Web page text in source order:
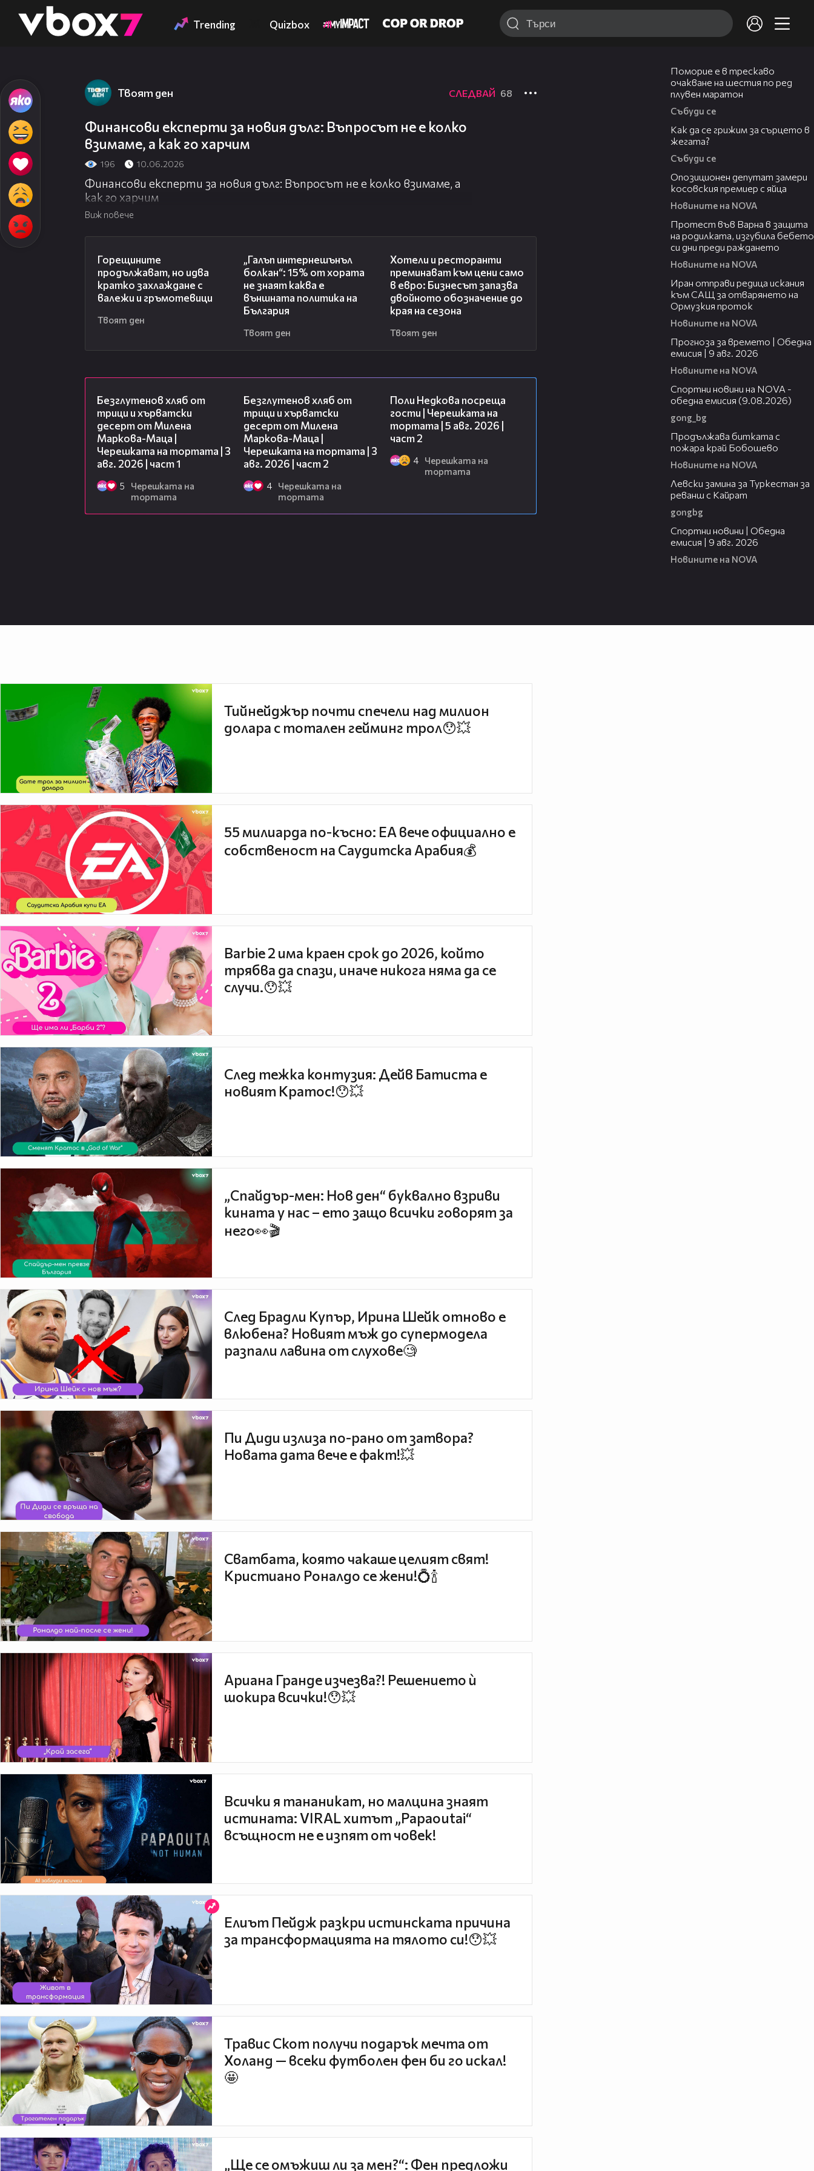
👾 Trending Quizbox
Твоят ден СЛЕДВАЙ 68
Финансови експерти за новия дълг: Въпросът не е колко
взимаме, а как го харчим
196 10.06.2026
Финансови експерти за новия дълг: Въпросът не е колко взимаме, а
как го харчим
Виж повече
Горещините
продължават, но идва
кратко захлаждане с
валежи и гръмотевици
Твоят ден
„Галъп интернешънъл
болкан“: 15% от хората
не знаят каква е
външната политика на
България
Твоят ден
Хотели и ресторанти
преминават към цени само
в евро: Бизнесът запазва
двойното обозначение до
края на сезона
Твоят ден
Безглутенов хляб от
трици и хърватски
десерт от Милена
Маркова-Маца |
Черешката на тортата | 3
авг. 2026 | част 1
5
Черешката на
тортата
Безглутенов хляб от
трици и хърватски
десерт от Милена
Маркова-Маца |
Черешката на тортата | 3
авг. 2026 | част 2
4
Черешката на
тортата
Поли Недкова посреща
гости | Черешката на
тортата | 5 авг. 2026 |
част 2
4
Черешката на
тортата
Поморие е в трескаво
очакване на шестия по ред
плувен маратон
Събуди се
Как да се грижим за сърцето в
жегата?
Събуди се
Опозиционен депутат замери
косовския премиер с яйца
Новините на NOVA
Протест във Варна в защита
на родилката, изгубила бебето
си дни преди раждането
Новините на NOVA
Иран отправи редица искания
към САЩ за отварянето на
Ормузкия проток
Новините на NOVA
Прогноза за времето | Обедна
емисия | 9 авг. 2026
Новините на NOVA
Спортни новини на NOVA -
обедна емисия (9.08.2026)
gong_bg
Продължава битката с
пожара край Бобошево
Новините на NOVA
Левски замина за Туркестан за
реванш с Кайрат
gongbg
Спортни новини | Обедна
емисия | 9 aвг. 2026
Новините на NOVA
Тийнейджър почти спечели над милион
долара с тотален гейминг трол😯💥
55 милиарда по-късно: EA вече официално е
собственост на Саудитска Арабия💰
Barbie 2 има краен срок до 2026, който
трябва да спази, иначе никога няма да се
случи.😯💥
След тежка контузия: Дейв Батиста е
новият Кратос!😯💥
„Спайдър-мен: Нов ден“ буквално взриви
кината у нас – ето защо всички говорят за
него👀🎬
След Брадли Купър, Ирина Шейк отново е
влюбена? Новият мъж до супермодела
разпали лавина от слухове🧐
Пи Диди излиза по-рано от затвора?
Новата дата вече е факт!💥
Сватбата, която чакаше целият свят!
Кристиано Роналдо се жени!💍🍾
Ариана Гранде изчезва?! Решението ѝ
шокира всички!😯💥
Всички я тананикат, но малцина знаят
истината: VIRAL хитът „Papaoutai“
всъщност не е изпят от човек!
Елиът Пейдж разкри истинската причина
за трансформацията на тялото си!😯💥
Травис Скот получи подарък мечта от
Холанд — всеки футболен фен би го искал!
🤩
„Ще се омъжиш ли за мен?“: Фен предложи